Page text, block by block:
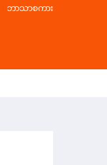
ဘာသာစကား